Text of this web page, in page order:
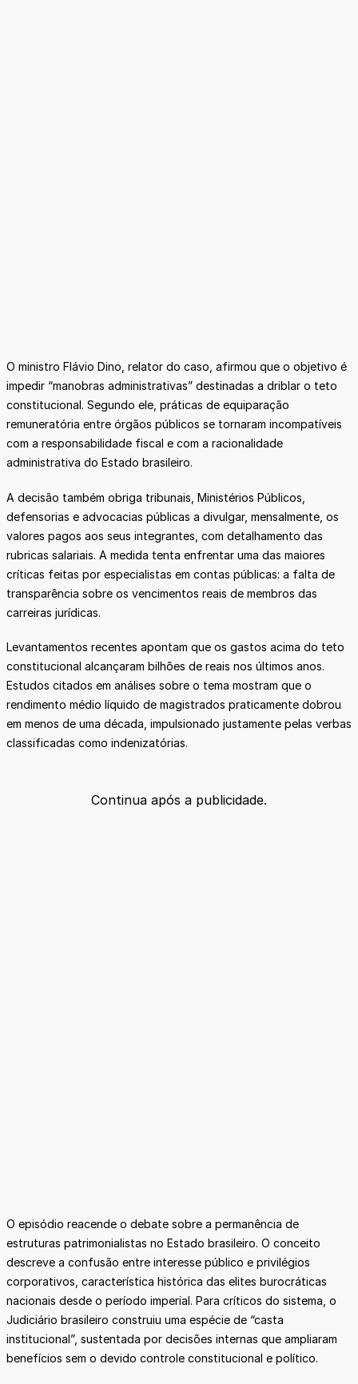
O ministro Flávio Dino, relator do caso, afirmou que o objetivo é
impedir “manobras administrativas” destinadas a driblar o teto
constitucional. Segundo ele, práticas de equiparação
remuneratória entre órgãos públicos se tornaram incompatíveis
com a responsabilidade fiscal e com a racionalidade
administrativa do Estado brasileiro.
A decisão também obriga tribunais, Ministérios Públicos,
defensorias e advocacias públicas a divulgar, mensalmente, os
valores pagos aos seus integrantes, com detalhamento das
rubricas salariais. A medida tenta enfrentar uma das maiores
críticas feitas por especialistas em contas públicas: a falta de
transparência sobre os vencimentos reais de membros das
carreiras jurídicas.
Levantamentos recentes apontam que os gastos acima do teto
constitucional alcançaram bilhões de reais nos últimos anos.
Estudos citados em análises sobre o tema mostram que o
rendimento médio líquido de magistrados praticamente dobrou
em menos de uma década, impulsionado justamente pelas verbas
classificadas como indenizatórias.
Continua após a publicidade.
O episódio reacende o debate sobre a permanência de
estruturas patrimonialistas no Estado brasileiro. O conceito
descreve a confusão entre interesse público e privilégios
corporativos, característica histórica das elites burocráticas
nacionais desde o período imperial. Para críticos do sistema, o
Judiciário brasileiro construiu uma espécie de “casta
institucional”, sustentada por decisões internas que ampliaram
benefícios sem o devido controle constitucional e político.